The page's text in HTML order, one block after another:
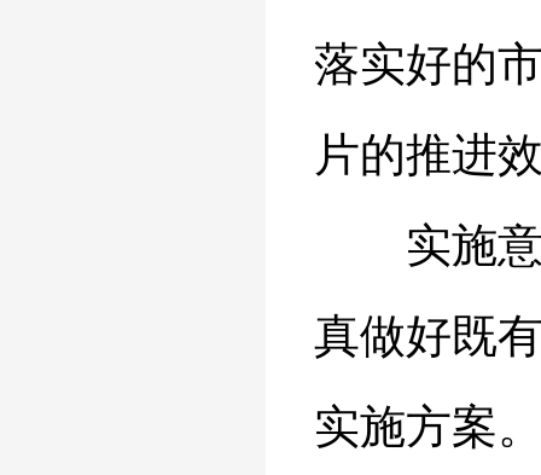
落实好的
片的推进
实施意
真做好既
实施方案